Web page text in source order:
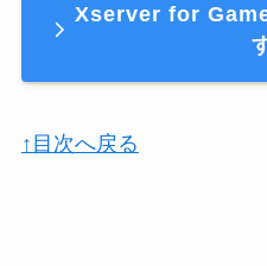
Xserver for
↑目次へ戻る